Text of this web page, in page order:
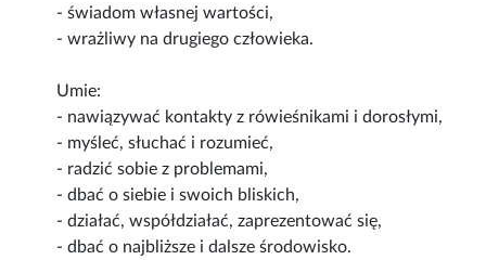
- świadom własnej wartości,
- wrażliwy na drugiego człowieka.
Umie:
- nawiązywać kontakty z rówieśnikami i dorosłymi,
- myśleć, słuchać i rozumieć,
- radzić sobie z problemami,
- dbać o siebie i swoich bliskich,
- działać, współdziałać, zaprezentować się,
- dbać o najbliższe i dalsze środowisko.